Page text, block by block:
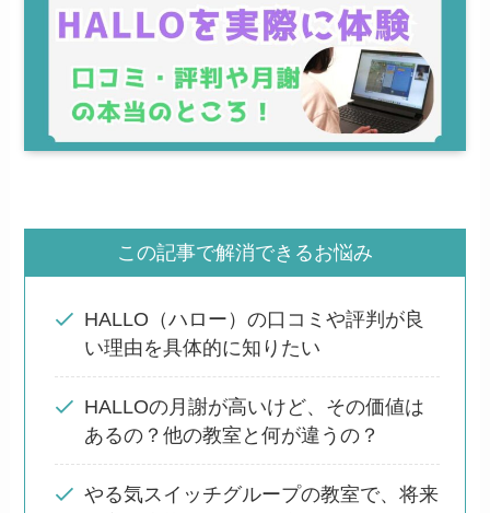
この記事で解消できるお悩み
HALLO（ハロー）の口コミや評判が良
い理由を具体的に知りたい
HALLOの月謝が高いけど、その価値は
あるの？他の教室と何が違うの？
やる気スイッチグループの教室で、将来